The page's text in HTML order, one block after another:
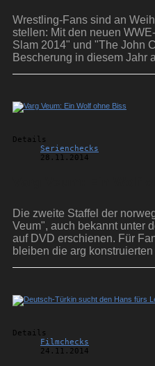
Wrestling-Fans sind an
stellen: Mit den neuen
Slam 2014" und "The John
Bescherung in diesem Jahr
Details
Serienchecks
28.11.2014
Die zweite Staffel der
Veum", auch bekannt unter
auf DVD erschienen. Für
bleiben die arg
Details
Filmchecks
24.11.2014